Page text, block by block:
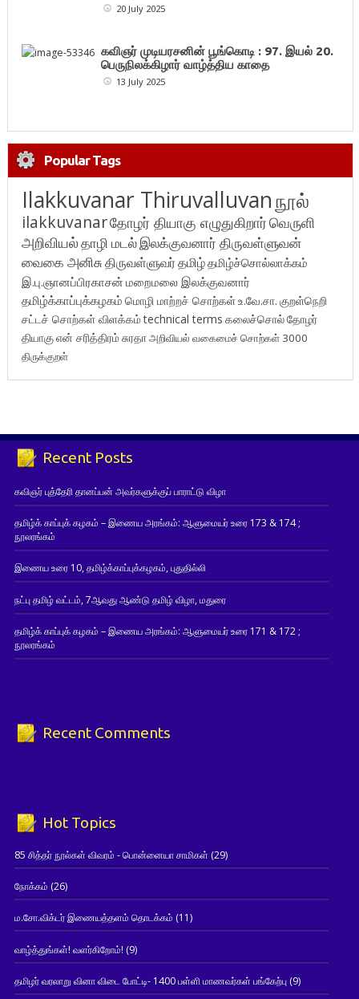
20 July 2025
கவிஞர் முடியரசனின் பூங்கொடி : 97. இயல் 20.
பெருநிலக்கிழார் வாழ்த்திய காதை
13 July 2025
Popular Tags
Ilakkuvanar Thiruvalluvanநூல்
ilakkuvanarதோழர் தியாகு எழுதுகிறார்வெருளி
அறிவியல்தாழி மடல்இலக்குவனார் திருவள்ளுவன்
வைகை அனிசுதிருவள்ளுவர்தமிழ்தமிழ்ச்சொல்லாக்கம்
இ.பு.ஞானப்பிரகாசன் மறைமலை இலக்குவனார்
தமிழ்க்காப்புக்கழகம் மொழி மாற்றச் சொற்கள்உ.வே.சா. குறள்நெறி
சட்டச் சொற்கள் விளக்கம்technical terms கலைச்சொல்தோழர்
தியாகுஎன் சரித்திரம்சுரதாஅறிவியல் வகைமைச் சொற்கள் 3000
திருக்குறள்
Recent Posts
கவிஞர் புத்தேரி தானப்பன் அவர்களுக்குப் பாராட்டு விழா
தமிழ்க் காப்புக் கழகம் – இணைய அரங்கம்: ஆளுமையர் உரை 173 & 174 ;
நூலரங்கம்
இணைய உரை 10, தமிழ்க்காப்புக்கழகம், புதுதில்லி
நட்பு தமிழ் வட்டம், 7ஆவது ஆண்டு தமிழ் விழா, மதுரை
தமிழ்க் காப்புக் கழகம் – இணைய அரங்கம்: ஆளுமையர் உரை 171 & 172 ;
நூலரங்கம்
Recent Comments
Hot Topics
85 சித்தர் நூல்கள் விவரம் - பொன்னையா சாமிகள் (29)
நோக்கம் (26)
ம.சோ.விக்டர் இணையத்தளம் தொடக்கம் (11)
வாழ்த்துங்கள்! வளர்கிறோம்! (9)
தமிழர் வரலாறு வினா விடை போட்டி- 1400 பள்ளி மாணவர்கள் பங்கேற்பு(9)